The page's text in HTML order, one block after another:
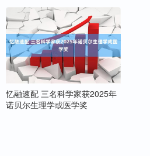
忆融速配 三名科学家获2025年
诺贝尔生理学或医学奖